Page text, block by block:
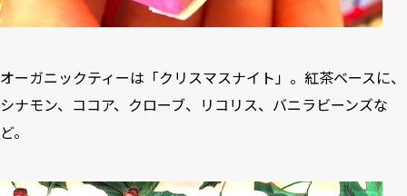
オーガニックティーは「クリスマスナイト」。紅茶ベースに、
シナモン、ココア、クローブ、リコリス、バニラビーンズな
ど。